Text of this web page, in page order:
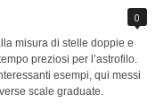
0
misura di stelle doppie e
preziosi per l’astrofilo.
esempi, qui messi
scale graduate.